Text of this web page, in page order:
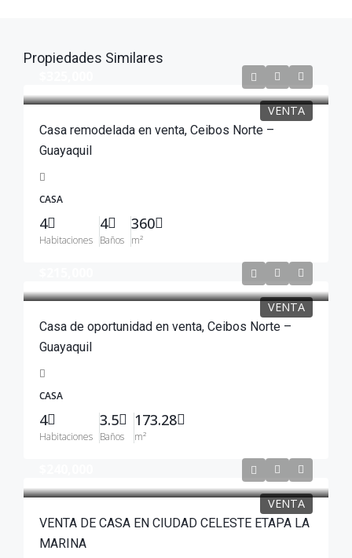
Propiedades Similares
VENTA
Casa remodelada en venta, Ceibos Norte –
Guayaquil
CASA
4
Habitaciones
4
Baños
360
m²
VENTA
Casa de oportunidad en venta, Ceibos Norte –
Guayaquil
CASA
4
Habitaciones
3.5
Baños
173.28
m²
VENTA
VENTA DE CASA EN CIUDAD CELESTE ETAPA LA
MARINA